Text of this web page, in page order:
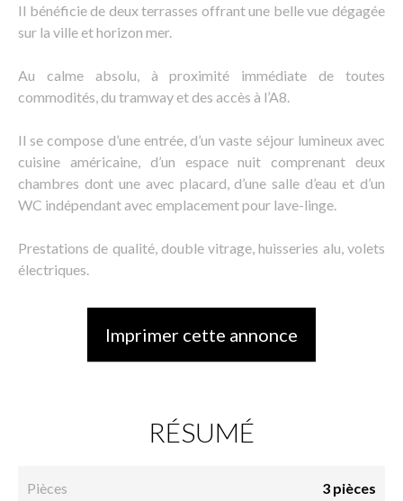
Il bénéficie de deux terrasses offrant une belle vue dégagée
sur la ville et horizon mer.
Au calme absolu, à proximité immédiate de toutes
commodités, du tramway et des accès à l’A8.
Il se compose d’une entrée, d’un vaste séjour lumineux avec
cuisine américaine, d’un espace nuit comprenant deux
chambres dont une avec placard, d’une salle d’eau et d’un
WC indépendant avec emplacement pour lave-linge.
Prestations de qualité, double vitrage, huisseries alu, volets
électriques.
Imprimer cette annonce
RÉSUMÉ
Pièces 3 pièces